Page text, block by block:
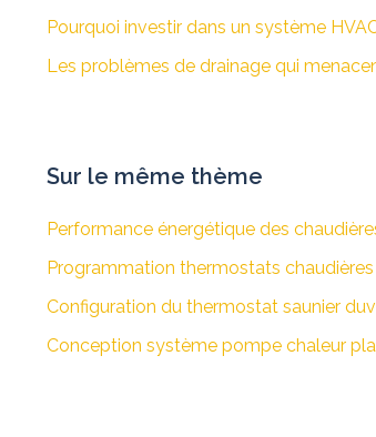
Pourquoi investir dans un système
Les problèmes de drainage qui
Sur le même thème
Performance énergétique des
Programmation thermostats
Configuration du thermostat saunier
Conception système pompe chaleur